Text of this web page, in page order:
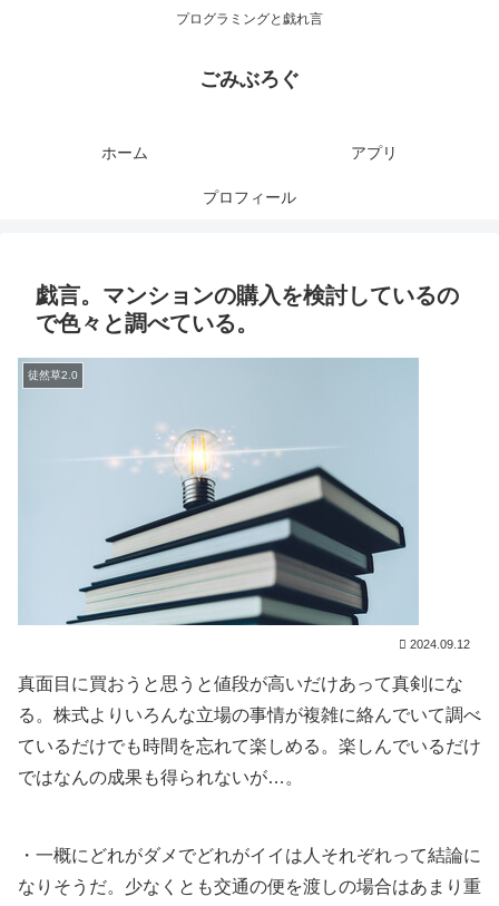
プログラミングと戯れ言
ごみぶろぐ
ホーム アプリ
プロフィール
戯言。マンションの購入を検討しているの
で色々と調べている。
徒然草2.0
2024.09.12
真面目に買おうと思うと値段が高いだけあって真剣にな
る。株式よりいろんな立場の事情が複雑に絡んでいて調べ
ているだけでも時間を忘れて楽しめる。楽しんでいるだけ
ではなんの成果も得られないが…。
・一概にどれがダメでどれがイイは人それぞれって結論に
なりそうだ。少なくとも交通の便を渡しの場合はあまり重